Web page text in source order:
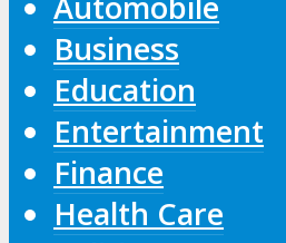
Business
Education
Entertainment
Finance
Health Care